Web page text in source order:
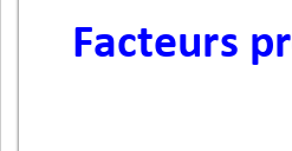
Facteurs